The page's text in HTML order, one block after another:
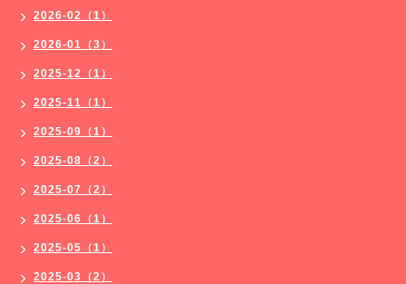
2026-02（1）
2026-01（3）
2025-12（1）
2025-11（1）
2025-09（1）
2025-08（2）
2025-07（2）
2025-06（1）
2025-05（1）
2025-03（2）